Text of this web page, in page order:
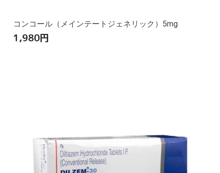
コンコール（メインテートジェネリック）5mg
1,980円